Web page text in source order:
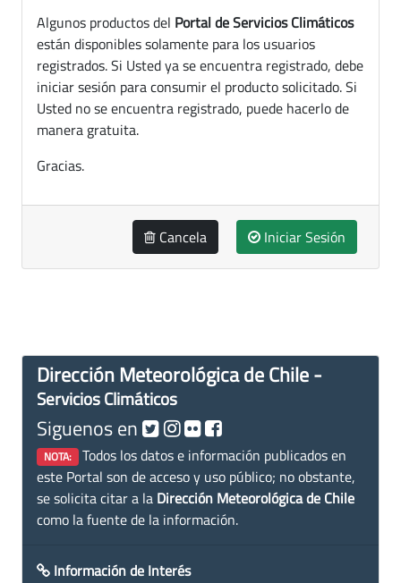
Algunos productos del Portal de Servicios Climáticos
están disponibles solamente para los usuarios
registrados. Si Usted ya se encuentra registrado, debe
iniciar sesión para consumir el producto solicitado. Si
Usted no se encuentra registrado, puede hacerlo de
manera gratuita.
Gracias.
Cancela Iniciar Sesión
Dirección Meteorológica de Chile -
Servicios Climáticos
Siguenos en
NOTA: Todos los datos e información publicados en
este Portal son de acceso y uso público; no obstante,
se solicita citar a la Dirección Meteorológica de Chile
como la fuente de la información.
Información de Interés